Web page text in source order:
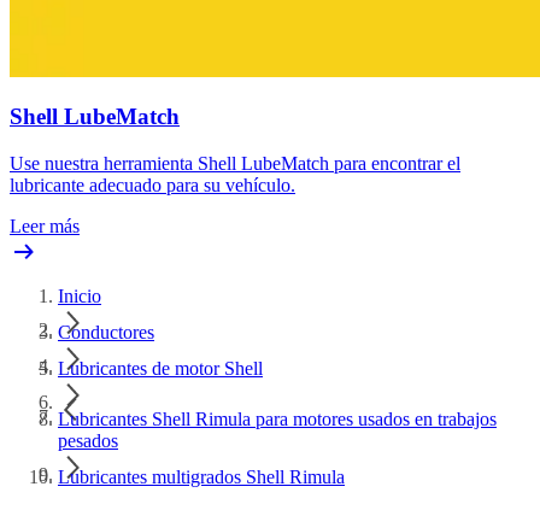
Shell LubeMatch
Use nuestra herramienta Shell LubeMatch para encontrar el
lubricante adecuado para su vehículo.
Leer más
Inicio
Conductores
Lubricantes de motor Shell
Lubricantes Shell Rimula para motores usados en trabajos
pesados
Lubricantes multigrados Shell Rimula